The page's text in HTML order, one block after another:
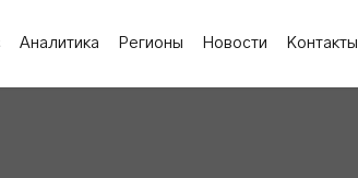
Аналитика Регионы Новости Контакты